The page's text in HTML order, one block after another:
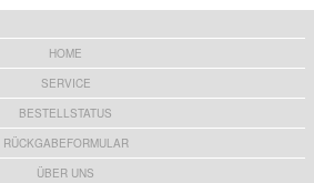
HOME
SERVICE
BESTELLSTATUS
RÜCKGABEFORMULAR
ÜBER UNS